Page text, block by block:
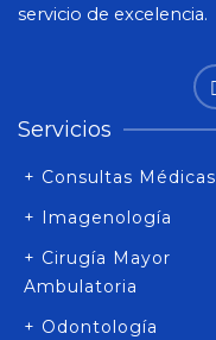
servicio de excelencia.
Servicios
+ Consultas Médicas
+ Imagenología
+ Cirugía Mayor
Ambulatoria
+ Odontología